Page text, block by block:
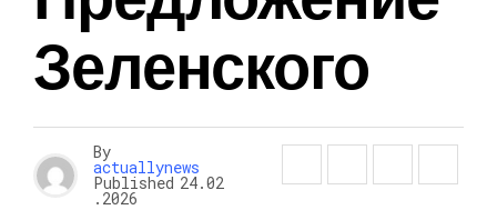
Зеленского
By
actuallynews
Published 24.02
.2026